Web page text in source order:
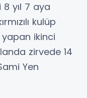
yıl 7 aya
kulüp
ikinci
zirvede 14
Yen